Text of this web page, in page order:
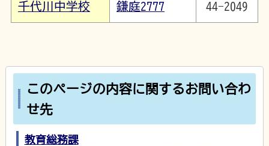
千代川中学校 鎌庭2777 44-2049
このページの内容に関するお問い合わ
せ先
教育総務課